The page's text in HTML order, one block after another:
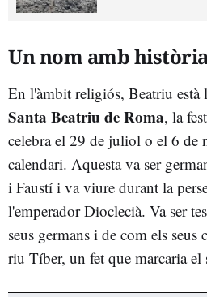
Un nom amb
En l'àmbit religiós, Beatriu està
Santa Beatriu de Roma, la
celebra el 29 de juliol o el 6 de
calendari. Aquesta va ser
i Faustí i va viure durant la
l'emperador Dioclecià. Va ser
seus germans i de com els seus
riu Tíber, un fet que marcaria el